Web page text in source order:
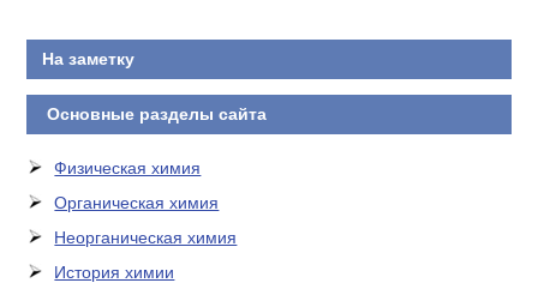
ПРОИЗВОДСТВЕ
И ХИМИЧЕСКАЯ
ТЕХНОЛОГИЯ
На заметку
Основные разделы сайта
Физическая химия
Органическая химия
Неорганическая химия
История химии